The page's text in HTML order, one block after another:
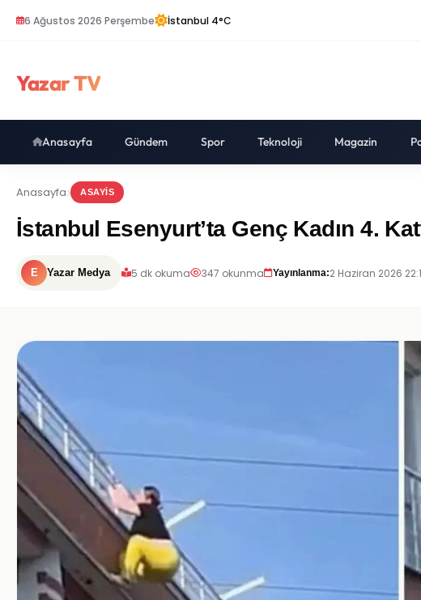
6 Ağustos 2026 Perşembe İstanbul 4°C
Yazar TV
Anasayfa Gündem Spor Teknoloji Magazin
Anasayfa ASAYIS
İstanbul Esenyurt’ta Genç Kadın 4.
E Yazar Medya 5 dk okuma 347 okunma Yayınlanma:2 Haziran 2026